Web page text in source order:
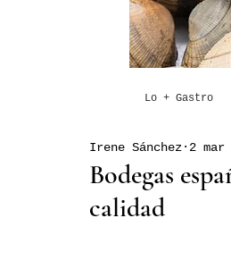
Lo + Gastro
Bodegas
calidad
Irene Sánchez 2 mar